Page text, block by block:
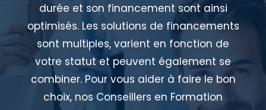
durée et son financement sont ainsi
optimisés. Les solutions de financements
sont multiples, varient en fonction de
votre statut et peuvent également se
combiner. Pour vous aider à faire le bon
choix, nos Conseillers en Formation